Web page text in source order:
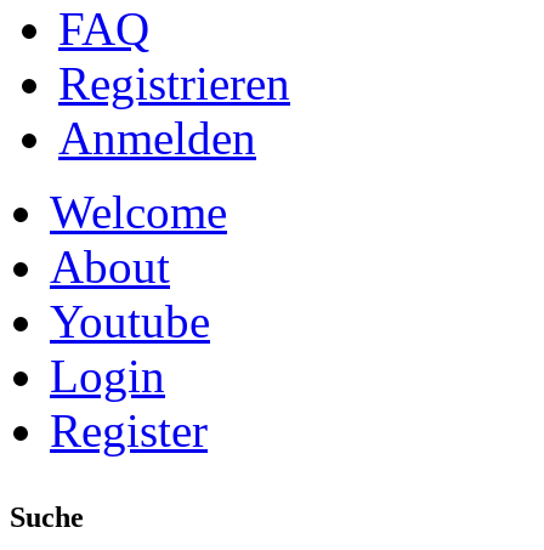
FAQ
Registrieren
Anmelden
Welcome
About
Youtube
Login
Register
Suche